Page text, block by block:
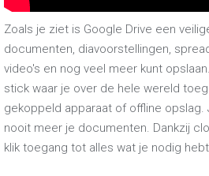
Zoals je ziet is Google Drive een
documenten, diavoorstellingen,
video's en nog veel meer kunt
stick waar je over de hele wereld
gekoppeld apparaat of offline
nooit meer je documenten. Dankzij
klik toegang tot alles wat je nodig